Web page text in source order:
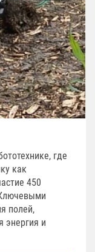
где
как
450
полей,
энергия и